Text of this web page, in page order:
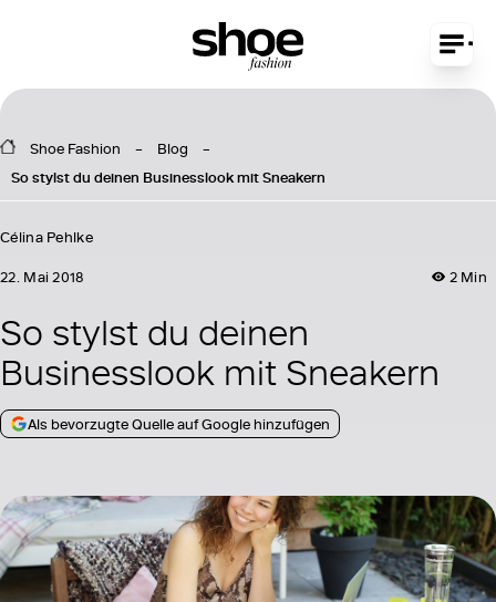
Shoe Fashion
Blog
So stylst du deinen Businesslook mit Sneakern
Célina Pehlke
2 Min
22. Mai 2018
So stylst du deinen
Businesslook mit Sneakern
Als bevorzugte Quelle auf Google hinzufügen